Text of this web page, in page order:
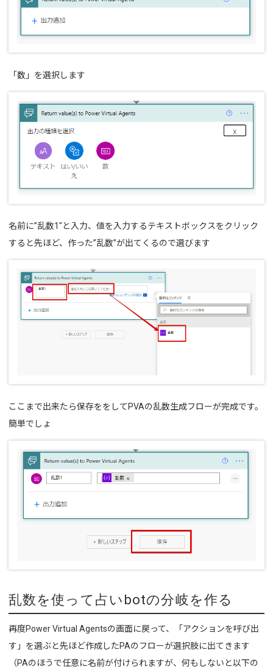
「数」を選択します
名前に”乱数1"と入力、値を入力するテキストボックスをクリック
すると先ほど、作った”乱数”が出てくるので選びます
ここまで出来たら保存ををしてPVAの乱数生成フローが完成です。
簡単でしょ
乱数を使って占いbotの分岐を作る
再度Power Virtual Agentsの画面に戻って、「アクションを呼び出
す」を選ぶと先ほど作成したPAのフローが選択肢に出てきます
（PAのほうで任意に名前が付けられますが、何もしないと以下の